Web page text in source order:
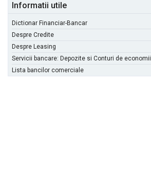
Informatii utile
Dictionar Financiar-Bancar
Despre Credite
Despre Leasing
Servicii bancare: Depozite si Conturi de economii
Lista bancilor comerciale